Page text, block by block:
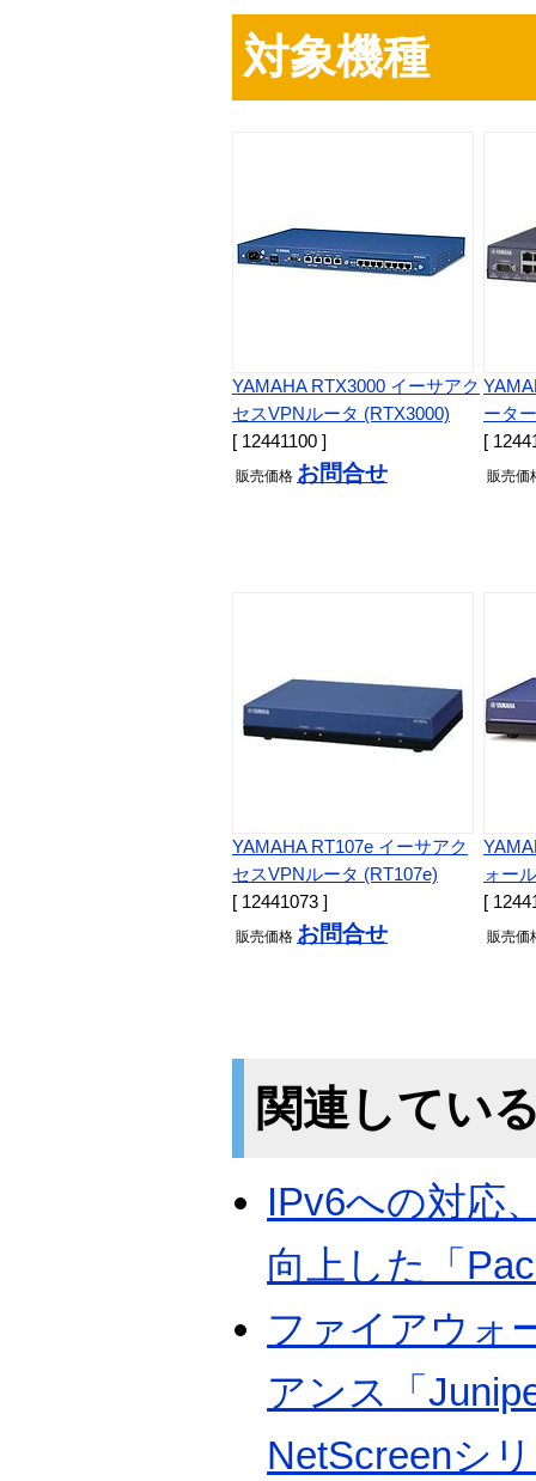
対象機種
YAMAHA RTX3000 イーサアク
セスVPNルータ (RTX3000)
[ 12441100 ]
販売価格 お問合せ
ータ
[
販売価
YAMAHA RT107e イーサアク
セスVPNルータ (RT107e)
[ 12441073 ]
販売価格 お問合せ
ォー
[
販売価
関連してい
IPv6への対応
向上した「
ファイアウォ
アンス「
NetScreenシ